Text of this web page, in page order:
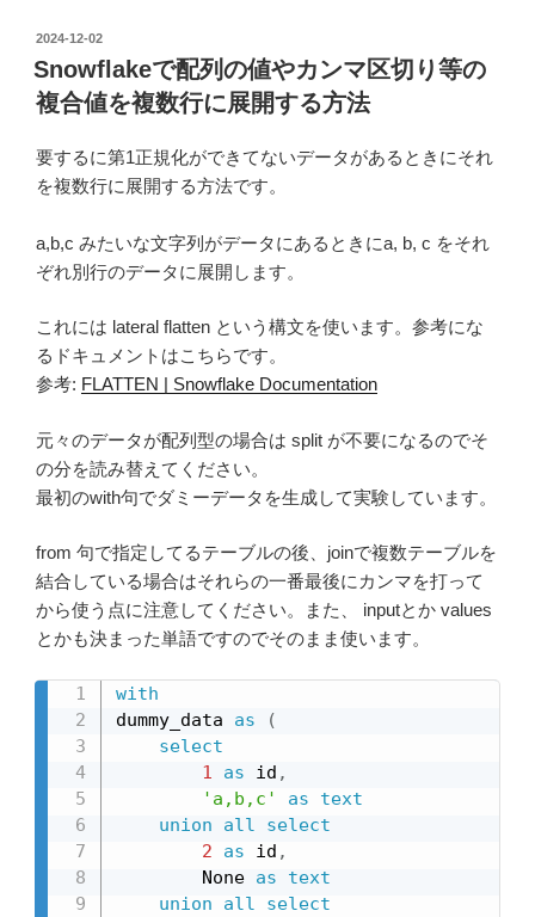
c
e
b
o
er
bl
r
投
稿
日:
2024-12-02
Snowflakeで配列の値やカンマ区切り等の
複合値を複数行に展開する方法
要するに第1正規化ができてないデータがあるときにそれ
を複数行に展開する方法です。
a,b,c みたいな文字列がデータにあるときにa, b, c をそれ
ぞれ別行のデータに展開します。
これには lateral flatten という構文を使います。参考にな
るドキュメントはこちらです。
参考: FLATTEN | Snowflake Documentation
元々のデータが配列型の場合は split が不要になるのでそ
の分を読み替えてください。
最初のwith句でダミーデータを生成して実験しています。
from 句で指定してるテーブルの後、joinで複数テーブルを
結合している場合はそれらの一番最後にカンマを打って
から使う点に注意してください。また、 inputとか values
とかも決まった単語ですのでそのまま使います。
with
dummy_data as
(
select
1
as id ,
'a,b,c'
as
text
union
all
select
2
as id ,
        None
as
text
union
all
select